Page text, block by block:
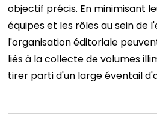
objectif précis. En minimisant
équipes et les rôles au sein de
l'organisation éditoriale
liés à la collecte de volumes
tirer parti d'un large éventail